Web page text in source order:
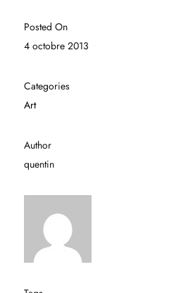
Posted On
4 octobre 2013
Categories
Art
Author
quentin